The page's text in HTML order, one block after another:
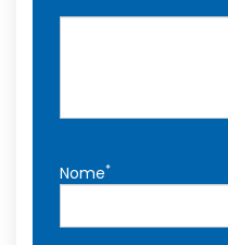
Nome*